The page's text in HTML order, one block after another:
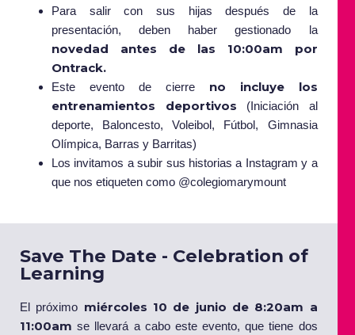
Para salir con sus hijas después de la
presentación, deben haber gestionado la
novedad antes de las 10:00am por
Ontrack.
Este evento de cierreno incluye los
entrenamientos deportivos
(Iniciación al
deporte, Baloncesto, Voleibol, Fútbol, Gimnasia
Olímpica, Barras y Barritas)
Los invitamos a subir sus historias a Instagram y a
que nos etiqueten como @colegiomarymount
Save The Date - Celebration of
Learning
El próximo miércoles 10 de junio de 8:20am a
11:00am se llevará a cabo este evento, que tiene dos